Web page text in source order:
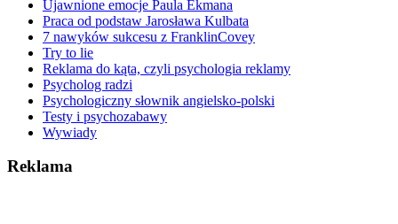
Ujawnione emocje Paula Ekmana
Praca od podstaw Jarosława Kulbata
7 nawyków sukcesu z FranklinCovey
Try to lie
Reklama do kąta, czyli psychologia reklamy
Psycholog radzi
Psychologiczny słownik angielsko-polski
Testy i psychozabawy
Wywiady
Reklama